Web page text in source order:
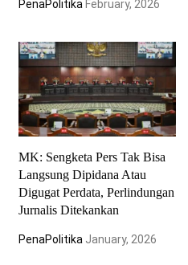
PenaPolitika February, 2026
MK: Sengketa Pers Tak Bisa
Langsung Dipidana Atau
Digugat Perdata, Perlindungan
Jurnalis Ditekankan
PenaPolitika January, 2026